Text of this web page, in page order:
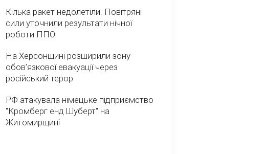
Кілька ракет недолетіли. Повітряні
сили уточнили результати нічної
роботи ППО
На Херсонщині розширили зону
обов’язкової евакуації через
російський терор
РФ атакувала німецьке підприємство
"Кромберг енд Шуберт" на
Житомирщині